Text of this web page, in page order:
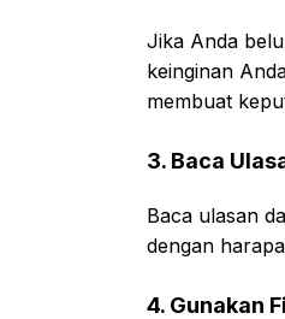
Jika Anda
keinginan
membuat
3. Baca
Baca ulasan
dengan
4. Gunakan